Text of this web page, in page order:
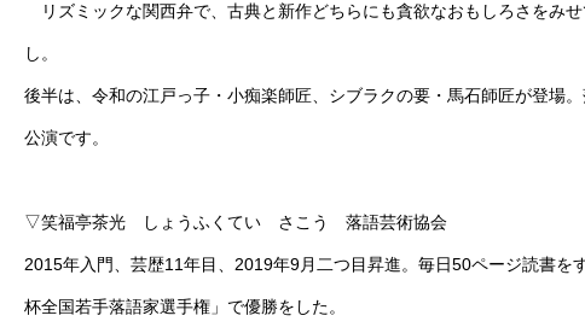
リズミックな関西弁で、古典と新作どちらにも貪欲なおもしろさをみ
し。
後半は、令和の江戸っ子・小痴楽師匠、シブラクの要・馬石師匠が登場
公演です。
▽笑福亭茶光 しょうふくてい さこう 落語芸術協会
2015年入門、芸歴11年目、2019年9月二つ目昇進。毎日50ページ読書
杯全国若手落語家選手権」で優勝をした。